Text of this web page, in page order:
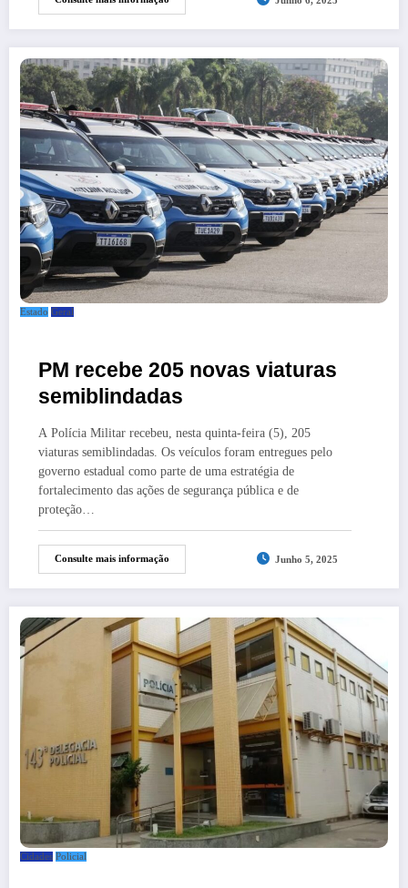
Estado Geral
PM recebe 205 novas viaturas
semiblindadas
A Polícia Militar recebeu, nesta quinta-feira (5), 205
viaturas semiblindadas. Os veículos foram entregues pelo
governo estadual como parte de uma estratégia de
fortalecimento das ações de segurança pública e de
proteção…
Consulte mais informação Junho 5, 2025
Cidades Policial